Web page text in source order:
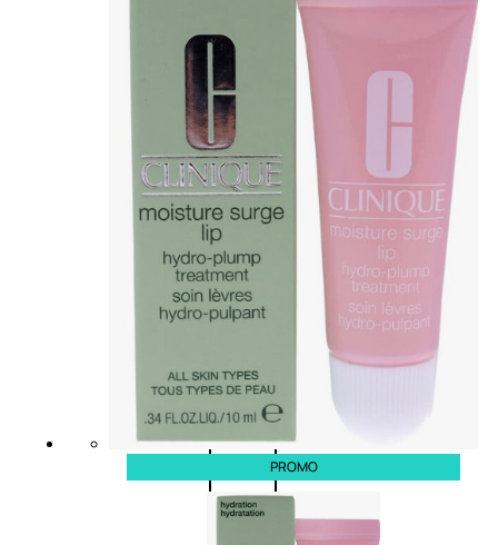
L’OCCITANE
EDT
Valutato
0
5
(0)
58,00€
ESAURITO
Aggiungi
al
carrello
PROMO